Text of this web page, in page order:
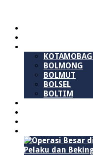
BOLMONG
BOLMUT
BOLSEL
BOLTIM